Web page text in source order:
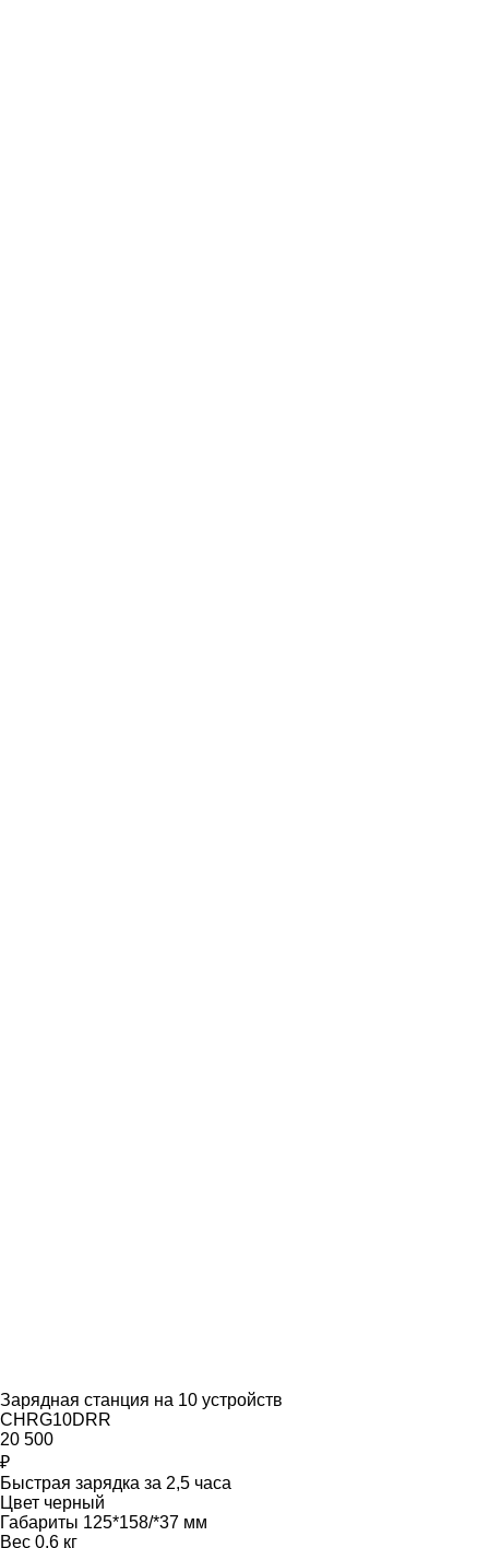
Зарядная станция на 10 устройств
CHRG10DRR
20 500
₽
Быстрая зарядка за 2,5 часа
Цвет черный
Габариты 125*158/*37 мм
Вес 0,6 кг